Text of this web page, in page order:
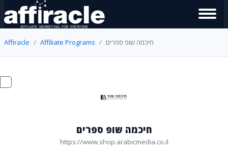
Affiracle Affiliate Programs חיכמה שופ ספרים
חיכמה שופ ספרים
https://www.shop.arabicmedia.co.il